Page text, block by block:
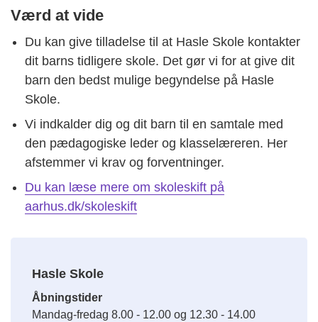
Værd at vide
Du kan give tilladelse til at Hasle Skole kontakter
dit barns tidligere skole. Det gør vi for at give dit
barn den bedst mulige begyndelse på Hasle
Skole.
Vi indkalder dig og dit barn til en samtale med
den pædagogiske leder og klasselæreren. Her
afstemmer vi krav og forventninger.
Du kan læse mere om skoleskift på
aarhus.dk/skoleskift​
Hasle Skole
Åbningstider
Mandag-fredag 8.00 - 12.00 og 12.30 - 14.00